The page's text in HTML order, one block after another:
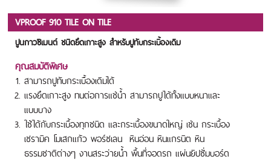
VPROOF 910 TILE ON TILE
ปูนกาวซีเมนต์ ชนิดยึดเกาะสูง สำหรับปูทับกระเบื้องเดิม
คุณสมบัติพิเศษ
สามารถปูทับกระเบื้องเดิมได้
แรงยึดเกาะสูง ทนต่อการแช่น้ำ สามารถปูได้ทั้งแบบหนาและ
แบบบาง
ใช้ได้กับกระเบื้องทุกชนิด และกระเบื้องขนาดใหญ่ เช่น กระเบื้อง
เซรามิค โมเสกแก้ว พอร์ซเลน หินอ่อน หินแกรนิต หิน
ธรรมชาติต่างๆ งานสระว่ายน้ำ พื้นที่จอดรถ แผ่นยิปซั่มบอร์ด